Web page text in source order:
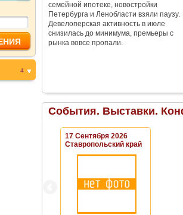
4
семейной ипотеке, новостройки
Петербурга и Ленобласти взяли паузу.
Девелоперская активность в июле
снизилась до минимума, премьеры с
рынка вовсе пропали.
События. Выставки.
17 Сентября 2026
Ставропольский край